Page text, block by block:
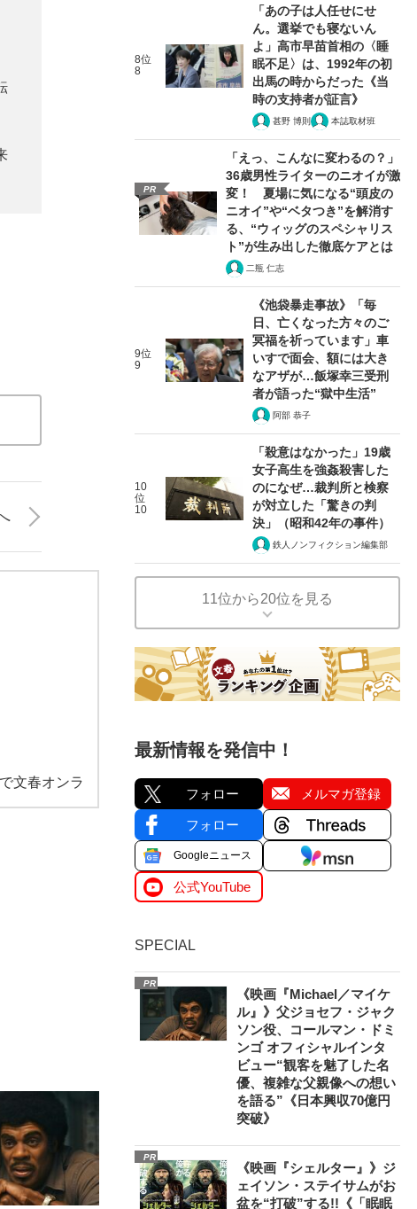
文春オンラ
8位
8
「あの子は人任せにせ
ん。選挙でも寝ないん
よ」高市早苗首相の〈睡
眠不足〉は、1992年の初
出馬の時からだった《当
時の支持者が証言》
甚野 博則 本誌取材班
PR
「えっ、こんなに変わるの？」
36歳男性ライターのニオイが激
変！ 夏場に気になる“頭皮の
ニオイ”や“ベタつき”を解消す
る、“ウィッグのスペシャリス
ト”が生み出した徹底ケアとは
二瓶 仁志
9位
9
《池袋暴走事故》「毎
日、亡くなった方々のご
冥福を祈っています」車
いすで面会、額には大き
なアザが…飯塚幸三受刑
者が語った“獄中生活”
阿部 恭子
10
位
10
「殺意はなかった」19歳
女子高生を強姦殺害した
のになぜ…裁判所と検察
が対立した「驚きの判
決」（昭和42年の事件）
鉄人ノンフィクション編集部
11位から20位を見る
最新情報を発信中！
フォロー メルマガ登録
フォロー
Googleニュース
公式YouTube
SPECIAL
PR
《映画『Michael／マイケ
ル』》父ジョセフ・ジャク
ソン役、コールマン・ドミ
ンゴ オフィシャルインタ
ビュー“観客を魅了した名
優、複雑な父親像への想い
を語る”《日本興収70億円
突破》
PR
《映画『シェルター』》ジ
ェイソン・ステイサムがお
盆を“打破”する!!《「眠眠